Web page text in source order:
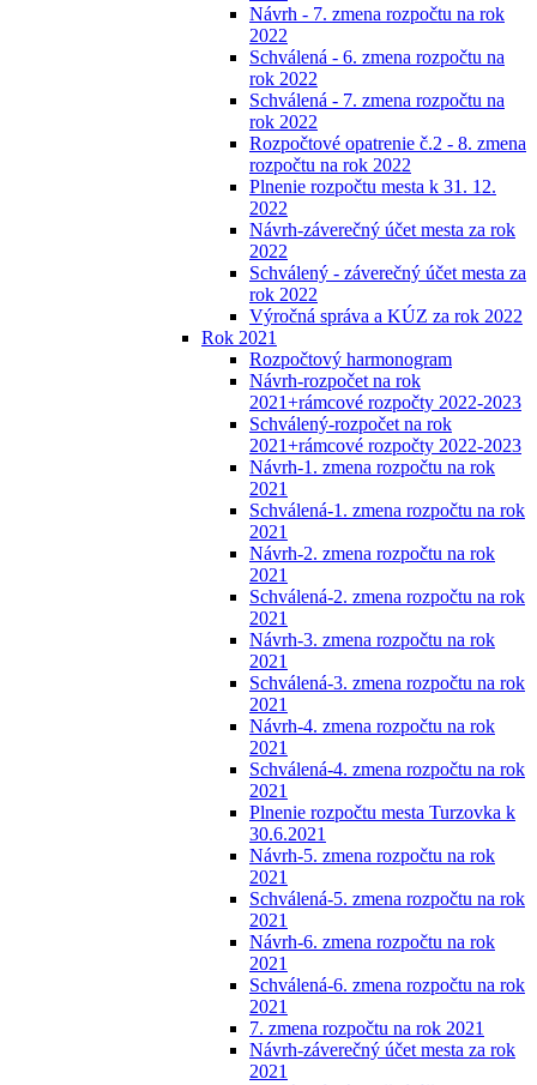
Návrh - 7. zmena rozpočtu na rok
2022
Schválená - 6. zmena rozpočtu na
rok 2022
Schválená - 7. zmena rozpočtu na
rok 2022
Rozpočtové opatrenie č.2 - 8. zmena
rozpočtu na rok 2022
Plnenie rozpočtu mesta k 31. 12.
2022
Návrh-záverečný účet mesta za rok
2022
Schválený - záverečný účet mesta za
rok 2022
Výročná správa a KÚZ za rok 2022
Rok 2021
Rozpočtový harmonogram
Návrh-rozpočet na rok
2021+rámcové rozpočty 2022-2023
Schválený-rozpočet na rok
2021+rámcové rozpočty 2022-2023
Návrh-1. zmena rozpočtu na rok
2021
Schválená-1. zmena rozpočtu na rok
2021
Návrh-2. zmena rozpočtu na rok
2021
Schválená-2. zmena rozpočtu na rok
2021
Návrh-3. zmena rozpočtu na rok
2021
Schválená-3. zmena rozpočtu na rok
2021
Návrh-4. zmena rozpočtu na rok
2021
Schválená-4. zmena rozpočtu na rok
2021
Plnenie rozpočtu mesta Turzovka k
30.6.2021
Návrh-5. zmena rozpočtu na rok
2021
Schválená-5. zmena rozpočtu na rok
2021
Návrh-6. zmena rozpočtu na rok
2021
Schválená-6. zmena rozpočtu na rok
2021
7. zmena rozpočtu na rok 2021
Návrh-záverečný účet mesta za rok
2021